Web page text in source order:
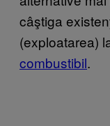
câştiga
(exploatarea)
combustibil.